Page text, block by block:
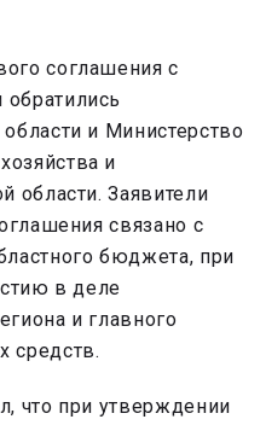
соглашения с
и Министерство
и
области. Заявители
связано с
бюджета, при
в деле
и главного
средств.
что при утверждении